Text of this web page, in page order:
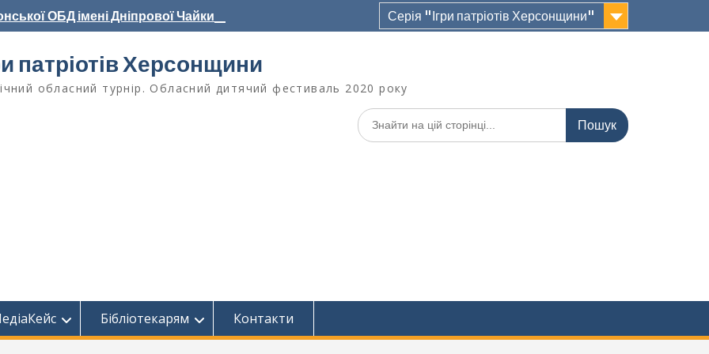
ОБД імені Дніпрової Чайки_ Серія "Ігри патріотів Херсонщини"
патріотів Херсонщини
обласний турнір. Обласний дитячий фестиваль 2020 року
Шукати:
Бібліотекарям Контакти